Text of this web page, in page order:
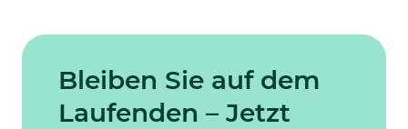
Bleiben Sie auf dem
Laufenden – Jetzt